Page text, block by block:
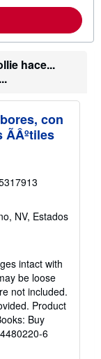
hace...
con
ÃÂºtiles
NV, Estados
intact with
be loose
not included.
Product
Buy
6